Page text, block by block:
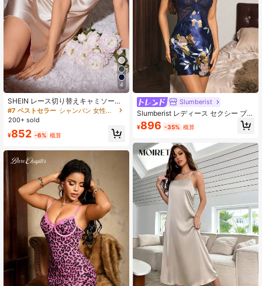
4.93 1.1M フォロワー
4.93 1.1M フォロワー
4.93 1.1M フォロワー
4
SHEIN レース切り替えキャミソール
スリープドレス パジャマドレス
#7 ベストセラー
シャンパン 女性用スリープドレス
200+ sold
¥852 -6% 概算
Slumberist
Slumberist レディース セクシー ブル
ー 花柄プリント レース切り替え ス
リムフィット 美シルエット プレミア
¥896 -35% 概算